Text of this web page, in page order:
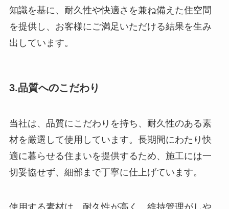
知識を基に、耐久性や快適さを兼ね備えた住空間
を提供し、お客様にご満足いただける結果を生み
出しています。
3.品質へのこだわり
当社は、品質にこだわりを持ち、耐久性のある素
材を厳選して使用しています。長期間にわたり快
適に暮らせる住まいを提供するため、施工には一
切妥協せず、細部まで丁寧に仕上げています。
使用する素材は、耐久性が高く、維持管理がしや